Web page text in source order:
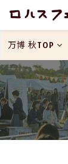
万博 秋TOP